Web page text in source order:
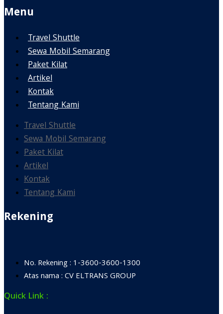
Menu
Travel Shuttle
Sewa Mobil Semarang
Paket Kilat
Artikel
Kontak
Tentang Kami
Travel Shuttle
Sewa Mobil Semarang
Paket Kilat
Artikel
Kontak
Tentang Kami
Rekening
No. Rekening : 1-3600-3600-1300
Atas nama : CV ELTRANS GROUP
Quick Link :